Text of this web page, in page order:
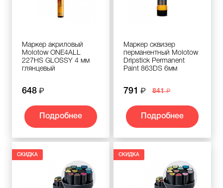
Маркер акриловый
Molotow ONE4ALL
227HS GLOSSY 4 мм
глянцевый
648
Подробнее
Маркер сквизер
перманентный Molotow
Dripstick Permanent
Paint 863DS 6мм
791 841
Подробнее
СКИДКА СКИДКА